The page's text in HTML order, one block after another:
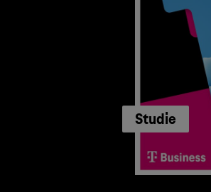
Studie